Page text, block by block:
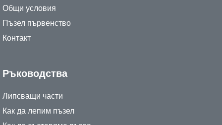
Общи условия
Пъзел първенство
Контакт
Ръководства
Липсващи части
Как да лепим пъзел